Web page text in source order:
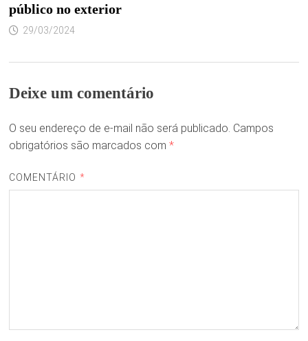
público no exterior
29/03/2024
Deixe um comentário
O seu endereço de e-mail não será publicado. Campos
obrigatórios são marcados com *
COMENTÁRIO *